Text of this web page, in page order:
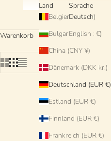
Land
Belgien (EUR €)
Bulgarien (EUR €)
China (CNY ¥)
Dänemark (DKK kr.)
Deutschland (EUR €)
Estland (EUR €)
Finnland (EUR €)
Frankreich (EUR €)
Sprache
Deutsch
English
Warenkorb